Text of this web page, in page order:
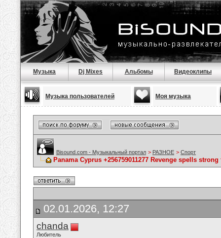
Музыка Dj Mixes Альбомы Видеоклипы
Музыка пользователей Моя музыка
Bisound.com - Музыкальный портал > РАЗНОЕ > Спорт
Panama Cyprus +256759011277 Revenge spells
02.01.2026, 12:27
chanda
Любитель